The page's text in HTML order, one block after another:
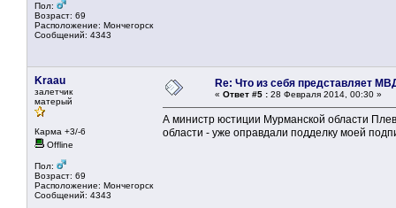
Пол:
Возраст: 69
Расположение: Мончегорск
Сообщений: 4343
Kraau
залетчик
матерый
Карма +3/-6
Offline
Пол:
Возраст: 69
Расположение: Мончегорск
Сообщений: 4343
Re: Что из себя представляет
« Ответ #5 : 28 Февраля 2014, 00:30 »
А министр юстиции Мурманской области
области - уже оправдали подделку моей